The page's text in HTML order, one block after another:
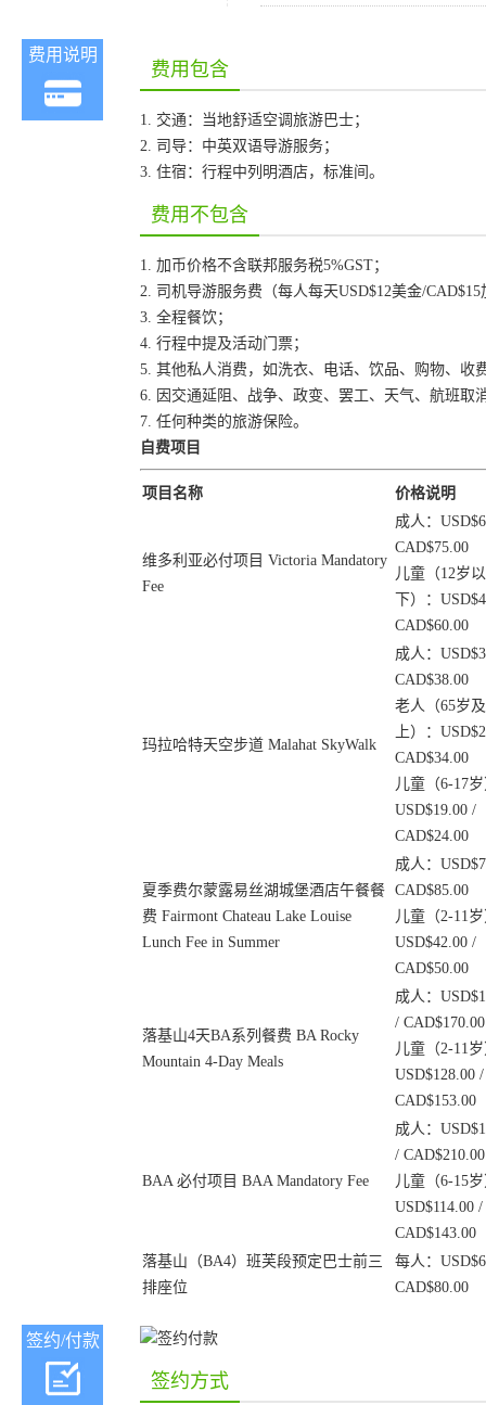
费用说明
费用包含
1. 交通：当地舒适空调旅游巴士；
2. 司导：中英双语导游服务；
3. 住宿：行程中列明酒店，标准间。
费用不包含
1. 加币价格不含联邦服务税5%GST；
2. 司机导游服务费（每人每天USD$12美金/CAD$15
3. 全程餐饮；
4. 行程中提及活动门票；
5. 其他私人消费，如洗衣、电话、饮品、购物、收
6. 因交通延阻、战争、政变、罢工、天气、航班取
7. 任何种类的旅游保险。
自费项目
项目名称 价格说明
维多利亚必付项目 Victoria Mandatory
Fee
成人：
CAD$75.00
儿童（12岁以
下）：
CAD$60.00
玛拉哈特天空步道 Malahat SkyWalk
成人：
CAD$38.00
老人（65岁
上）：
CAD$34.00
儿童（6-17
USD$19.00 /
CAD$24.00
夏季费尔蒙露易丝湖城堡酒店午餐餐
费 Fairmont Chateau Lake Louise
Lunch Fee in Summer
成人：
CAD$85.00
儿童（2-11
USD$42.00 /
CAD$50.00
落基山4天BA系列餐费 BA Rocky
Mountain 4-Day Meals
成人：
/ CAD$170.00
儿童（2-11
USD$128.00 /
CAD$153.00
BAA 必付项目 BAA Mandatory Fee
成人：
/ CAD$210.00
儿童（6-15
USD$114.00 /
CAD$143.00
落基山（BA4）班芙段预定巴士前三
排座位
每人：
CAD$80.00
签约/付款
签约方式